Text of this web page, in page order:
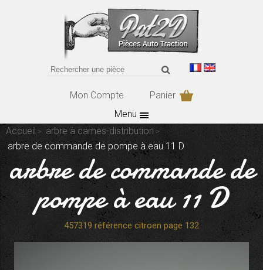
Mon Compte
Panier
Menu
Accueil
arbre à cames-distribution
arbre de commande de pompe à eau 11 D
arbre de commande de
pompe à eau 11 D
457319 référence citroen page 132